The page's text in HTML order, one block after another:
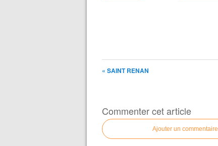
« SAINT RENAN
Commenter cet article
Ajouter un commentaire